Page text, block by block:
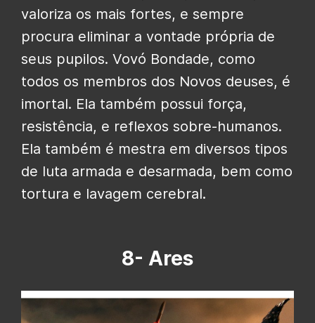
valoriza os mais fortes, e sempre
procura eliminar a vontade própria de
seus pupilos. Vovó Bondade, como
todos os membros dos Novos deuses, é
imortal. Ela também possui força,
resistência, e reflexos sobre-humanos.
Ela também é mestra em diversos tipos
de luta armada e desarmada, bem como
tortura e lavagem cerebral.
8- Ares